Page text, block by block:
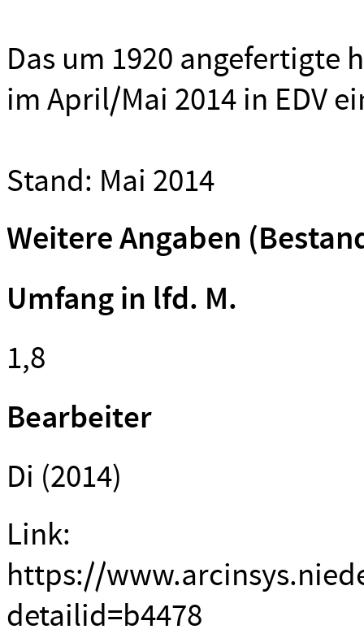
Das um 1920
im April/Mai 2014 in EDV
Stand: Mai 2014
Weitere Angaben
Umfang in lfd. M.
1,8
Bearbeiter
Di (2014)
Link:
https://
detailid=b4478